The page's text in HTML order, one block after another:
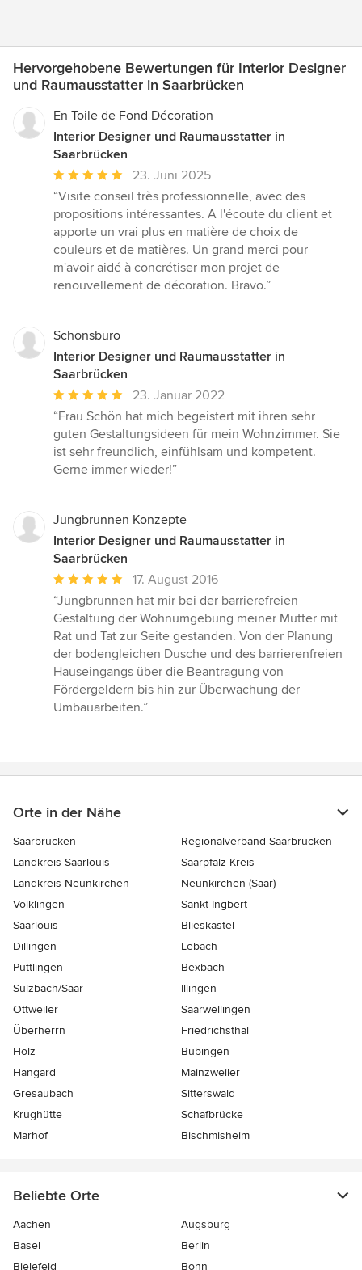
Hervorgehobene Bewertungen für Interior Designer
und Raumausstatter in Saarbrücken
En Toile de Fond Décoration
Interior Designer und Raumausstatter in
Saarbrücken
Durchschnittliche
Bewertung:
5
von
5
Sternen
23. Juni 2025
“Visite conseil très professionnelle, avec des
propositions intéressantes. A l'écoute du client et
apporte un vrai plus en matière de choix de
couleurs et de matières. Un grand merci pour
m'avoir aidé à concrétiser mon projet de
renouvellement de décoration. Bravo.”
Schönsbüro
Interior Designer und Raumausstatter in
Saarbrücken
Durchschnittliche
Bewertung:
5
von
5
23. Januar 2022
“Frau Schön hat mich begeistert mit ihren sehr
guten Gestaltungsideen für mein Wohnzimmer. Sie
ist sehr freundlich, einfühlsam und kompetent.
Gerne immer wieder!”
Jungbrunnen Konzepte
Interior Designer und Raumausstatter in
Saarbrücken
Durchschnittliche
Bewertung:
5
von
5
Sternen
17. August 2016
“Jungbrunnen hat mir bei der barrierefreien
Gestaltung der Wohnumgebung meiner Mutter mit
Rat und Tat zur Seite gestanden. Von der Planung
der bodengleichen Dusche und des barrierenfreien
Hauseingangs über die Beantragung von
Fördergeldern bis hin zur Überwachung der
Umbauarbeiten.”
Orte in der Nähe
Saarbrücken
Regionalverband Saarbrücken
Landkreis Saarlouis
Saarpfalz-Kreis
Landkreis Neunkirchen
Neunkirchen (Saar)
Völklingen
Sankt Ingbert
Saarlouis
Blieskastel
Dillingen
Lebach
Püttlingen
Bexbach
Sulzbach/Saar
Illingen
Ottweiler
Saarwellingen
Überherrn
Friedrichsthal
Holz
Bübingen
Hangard
Mainzweiler
Gresaubach
Sitterswald
Krughütte
Schafbrücke
Marhof
Bischmisheim
Beliebte Orte
Aachen
Augsburg
Basel
Berlin
Bielefeld
Bonn